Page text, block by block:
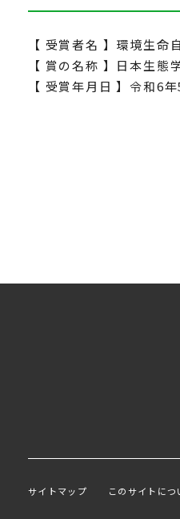
【 受賞者名 】環境生
【 賞の名称 】日本生
【 受賞年月日 】令和6
サイトマップ このサイトにつ